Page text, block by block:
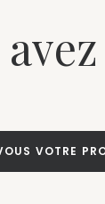
VOTRE